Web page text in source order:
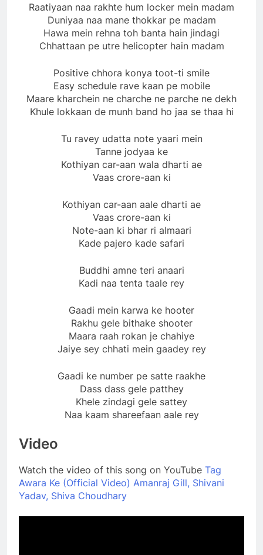
Raatiyaan naa rakhte hum locker mein madam
Duniyaa naa mane thokkar pe madam
Hawa mein rehna toh banta hain jindagi
Chhattaan pe utre helicopter hain madam
Positive chhora konya toot-ti smile
Easy schedule rave kaan pe mobile
Maare kharchein ne charche ne parche ne dekh
Khule lokkaan de munh band ho jaa se thaa hi
Tu ravey udatta note yaari mein
Tanne jodyaa ke
Kothiyan car-aan wala dharti ae
Vaas crore-aan ki
Kothiyan car-aan aale dharti ae
Vaas crore-aan ki
Note-aan ki bhar ri almaari
Kade pajero kade safari
Buddhi amne teri anaari
Kadi naa tenta taale rey
Gaadi mein karwa ke hooter
Rakhu gele bithake shooter
Maara raah rokan je chahiye
Jaiye sey chhati mein gaadey rey
Gaadi ke number pe satte raakhe
Dass dass gele patthey
Khele zindagi gele sattey
Naa kaam shareefaan aale rey
Video
Watch the video of this song on YouTube Tag
Awara Ke (Official Video) Amanraj Gill, Shivani
Yadav, Shiva Choudhary